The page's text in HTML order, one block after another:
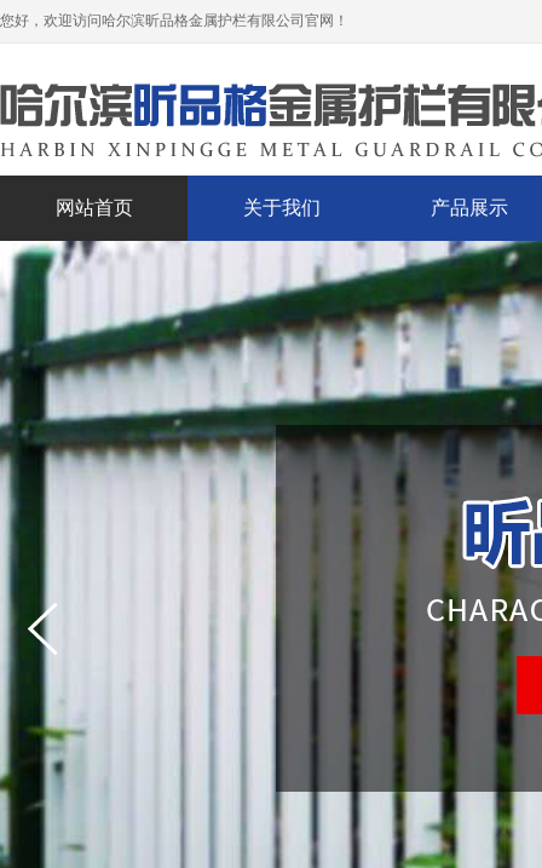
您好，欢迎访问哈尔滨昕品格金属护栏有限公司官网！
网站首页 关于我们 产品展示